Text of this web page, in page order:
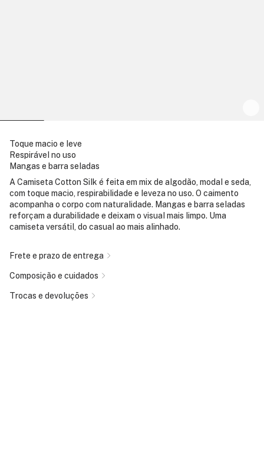
Toque macio e leve
Respirável no uso
Mangas e barra seladas
A Camiseta Cotton Silk é feita em mix de algodão, modal e seda,
com toque macio, respirabilidade e leveza no uso. O caimento
acompanha o corpo com naturalidade. Mangas e barra seladas
reforçam a durabilidade e deixam o visual mais limpo. Uma
camiseta versátil, do casual ao mais alinhado.
Frete e prazo de entrega
Composição e cuidados
Trocas e devoluções